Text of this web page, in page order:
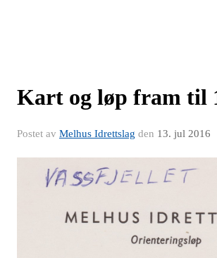
Kart og løp fram til
Postet av Melhus Idrettslag den 13. jul 2016